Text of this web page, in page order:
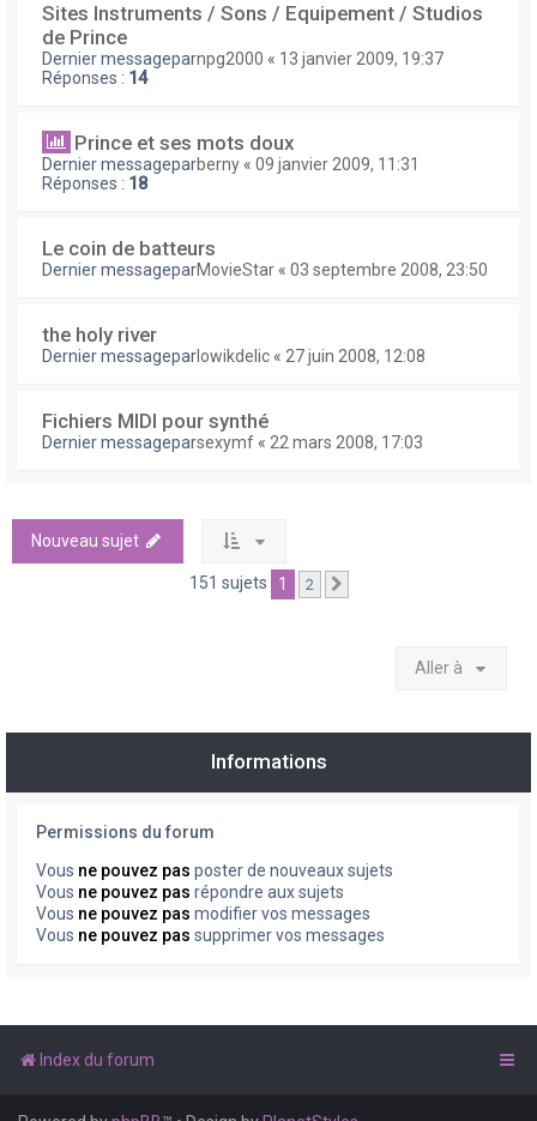
Sites Instruments / Sons / Equipement / Studios
de Prince
Dernier messageparnpg2000 « 13 janvier 2009, 19:37
Réponses : 14
Prince et ses mots doux
Dernier messageparberny « 09 janvier 2009, 11:31
Réponses : 18
Le coin de batteurs
Dernier messageparMovieStar « 03 septembre 2008, 23:50
the holy river
Dernier messageparlowikdelic « 27 juin 2008, 12:08
Fichiers MIDI pour synthé
Dernier messageparsexymf « 22 mars 2008, 17:03
Nouveau sujet
151 sujets 1 2
Aller à
Informations
Permissions du forum
Vous ne pouvez pas poster de nouveaux sujets
Vous ne pouvez pas répondre aux sujets
Vous ne pouvez pas modifier vos messages
Vous ne pouvez pas supprimer vos messages
Index du forum